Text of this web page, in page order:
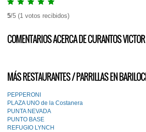
5/5 (1 votos recibidos)
COMENTARIOS ACERCA DE CURANTOS
MÁS RESTAURANTES / PARRILLAS EN
PEPPERONI
PLAZA UNO de la Costanera
PUNTA NEVADA
PUNTO BASE
REFUGIO LYNCH